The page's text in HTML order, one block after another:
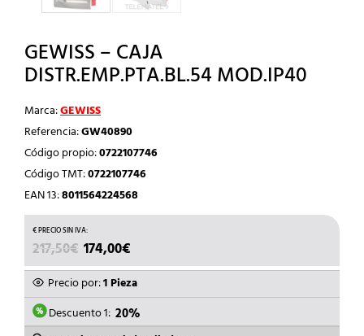
GEWISS – CAJA
DISTR.EMP.PTA.BL.54 MOD.IP40
Marca:GEWISS
Referencia:GW40890
Código propio:0722107746
Código TMT:0722107746
EAN 13:8011564224568
217,50€ EL
PRECIO
ORIGINAL
ERA:
217,50€.
174,00€
PRECIO
ACTUAL
ES:
174,00€.
Precio por:1 Pieza
Descuento 1: 20%